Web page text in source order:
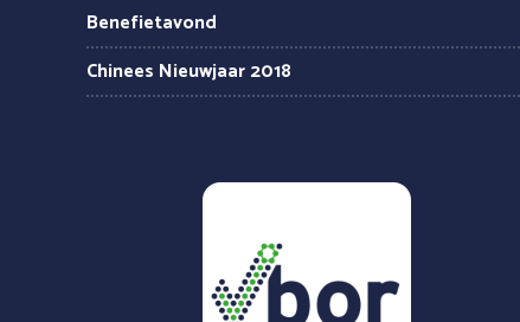
Benefietavond
Chinees Nieuwjaar 2018